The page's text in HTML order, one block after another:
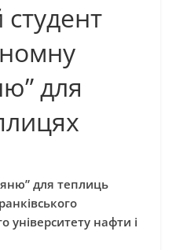
для
для теплиць
університету нафти і